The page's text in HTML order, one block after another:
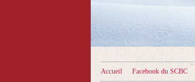
Accueil Facebook du SCBC